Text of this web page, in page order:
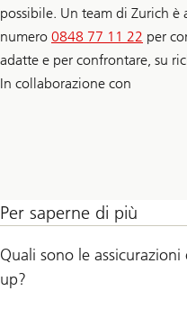
possibile. Un team di Zurich è
numero 0848 77 11 22 per
adatte e per confrontare, su
In collaborazione con
Per saperne di più
Quali sono le
up?